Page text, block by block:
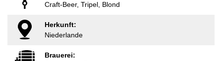
Craft-Beer, Tripel, Blond
Herkunft:
Niederlande
Brauerei: